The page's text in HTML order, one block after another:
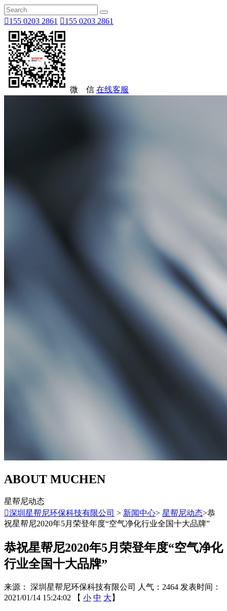
155 0203 2861 155 0203 2861
微 信 在线客服
ABOUT MUCHEN
星帮尼动态
深圳星帮尼环保科技有限公司 > 新闻中心> 星帮尼动态>恭
祝星帮尼2020年5月荣登年度“空气净化行业全国十大品牌”
恭祝星帮尼2020年5月荣登年度“空气净化
行业全国十大品牌”
来源： 深圳星帮尼环保科技有限公司 人气：2464 发表时间：
2021/01/14 15:24:02
【 小 中 大 】